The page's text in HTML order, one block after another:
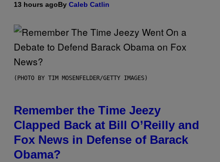
13 hours agoBy Caleb Catlin
(PHOTO BY TIM MOSENFELDER/GETTY IMAGES)
Remember the Time Jeezy
Clapped Back at Bill O’Reilly and
Fox News in Defense of Barack
Obama?